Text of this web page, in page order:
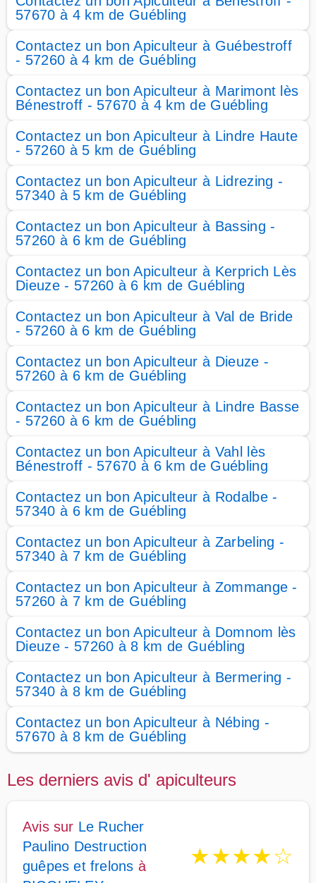
57670 à 4 km de Guébling
Contactez un bon Apiculteur à Guébestroff
- 57260 à 4 km de Guébling
Contactez un bon Apiculteur à Marimont lès
Bénestroff - 57670 à 4 km de Guébling
Contactez un bon Apiculteur à Lindre Haute
- 57260 à 5 km de Guébling
Contactez un bon Apiculteur à Lidrezing -
57340 à 5 km de Guébling
Contactez un bon Apiculteur à Bassing -
57260 à 6 km de Guébling
Contactez un bon Apiculteur à Kerprich Lès
Dieuze - 57260 à 6 km de Guébling
Contactez un bon Apiculteur à Val de Bride
- 57260 à 6 km de Guébling
Contactez un bon Apiculteur à Dieuze -
57260 à 6 km de Guébling
Contactez un bon Apiculteur à Lindre Basse
- 57260 à 6 km de Guébling
Contactez un bon Apiculteur à Vahl lès
Bénestroff - 57670 à 6 km de Guébling
Contactez un bon Apiculteur à Rodalbe -
57340 à 6 km de Guébling
Contactez un bon Apiculteur à Zarbeling -
57340 à 7 km de Guébling
Contactez un bon Apiculteur à Zommange -
57260 à 7 km de Guébling
Contactez un bon Apiculteur à Domnom lès
Dieuze - 57260 à 8 km de Guébling
Contactez un bon Apiculteur à Bermering -
57340 à 8 km de Guébling
Contactez un bon Apiculteur à Nébing -
57670 à 8 km de Guébling
Les derniers avis d' apiculteurs
Avis sur Le Rucher
Paulino Destruction
guêpes et frelons à
★★★★☆